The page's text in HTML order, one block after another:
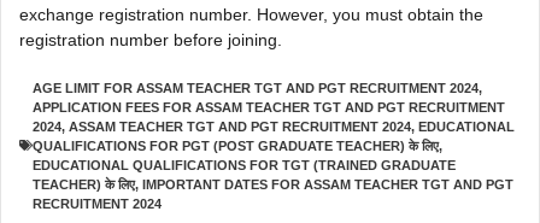
exchange registration number. However, you must obtain the
registration number before joining.
AGE LIMIT FOR ASSAM TEACHER TGT AND PGT RECRUITMENT 2024,
APPLICATION FEES FOR ASSAM TEACHER TGT AND PGT RECRUITMENT
2024, ASSAM TEACHER TGT AND PGT RECRUITMENT 2024, EDUCATIONAL
QUALIFICATIONS FOR PGT (POST GRADUATE TEACHER) के लिए,
EDUCATIONAL QUALIFICATIONS FOR TGT (TRAINED GRADUATE
TEACHER) के लिए, IMPORTANT DATES FOR ASSAM TEACHER TGT AND PGT
RECRUITMENT 2024